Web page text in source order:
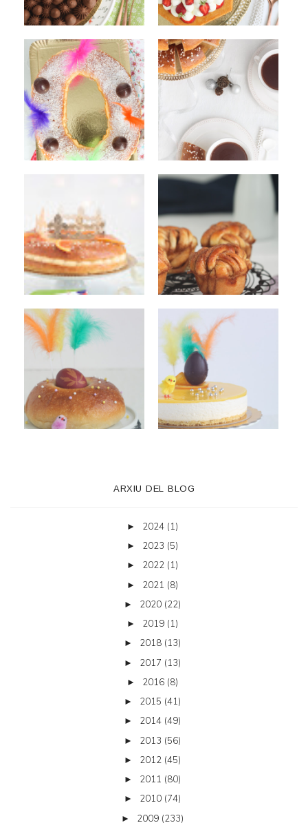
ARXIU DEL BLOG
► 2024 (1)
► 2023 (5)
► 2022 (1)
► 2021 (8)
► 2020 (22)
► 2019 (1)
► 2018 (13)
► 2017 (13)
► 2016 (8)
► 2015 (41)
► 2014 (49)
► 2013 (56)
► 2012 (45)
► 2011 (80)
► 2010 (74)
► 2009 (233)